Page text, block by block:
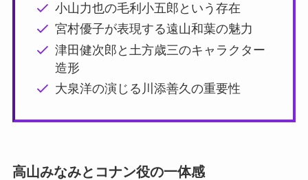
小山力也の毛利小五郎という存在
宮村優子が表現する遠山和葉の魅力
津田健次郎と土方歳三のキャラクター
造形
大泉洋の演じる川添善久の重要性
高山みなみとコナン役の一体感